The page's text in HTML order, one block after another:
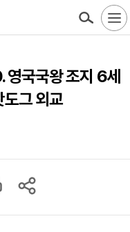
영국국왕 조지 6세
도그 외교